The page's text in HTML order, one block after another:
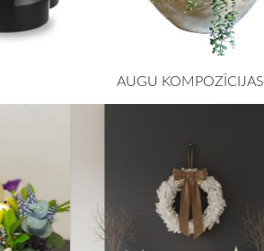
AUGU KOMPOZĪCIJAS